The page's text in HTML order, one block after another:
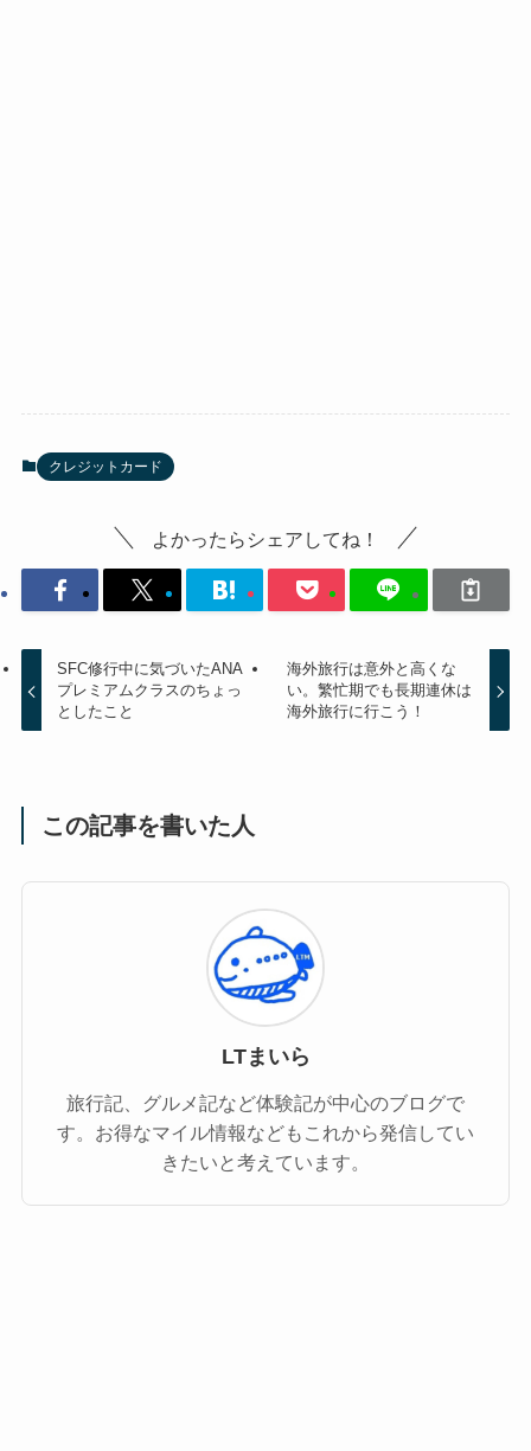
クレジットカード
よかったらシェアしてね！
SFC修行中に気づいたANA
プレミアムクラスのちょっ
としたこと
海外旅行は意外と高くな
い。繁忙期でも長期連休は
海外旅行に行こう！
この記事を書いた人
LTまいら
旅行記、グルメ記など体験記が中心のブログで
す。お得なマイル情報などもこれから発信してい
きたいと考えています。